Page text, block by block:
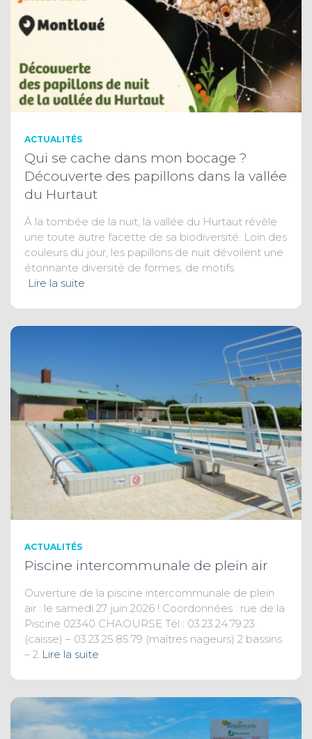
ACTUALITÉS
Qui se cache dans mon bocage ?
Découverte des papillons dans la vallée
du Hurtaut
À la tombée de la nuit, la vallée du Hurtaut révèle
une toute autre facette de sa biodiversité. Loin des
couleurs du jour, les papillons de nuit dévoilent une
étonnante diversité de formes, de motifs
Lire la suite
ACTUALITÉS
Piscine intercommunale de plein air
Ouverture de la piscine intercommunale de plein
air : le samedi 27 juin 2026 ! Coordonnées : rue de la
Piscine 02340 CHAOURSE Tél : 03.23.24.79.23
(caisse) – 03.23.25.85.79 (maîtres nageurs) 2 bassins
– 2 Lire la suite